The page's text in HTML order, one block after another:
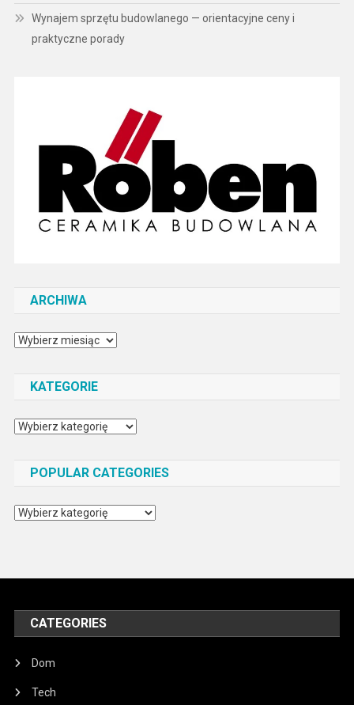
Wynajem sprzętu budowlanego — orientacyjne ceny i
praktyczne porady
ARCHIWA
Archiwa
KATEGORIE
Kategorie
POPULAR CATEGORIES
Popular
CATEGORIES
Dom
Tech